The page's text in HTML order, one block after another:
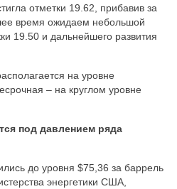
отметки 19.62, прибавив за
время ожидаем небольшой
19.50 и дальнейшего развития
на уровне
– на круглом уровне
под давлением ряда
до уровня $75,36 за баррель
энергетики США,